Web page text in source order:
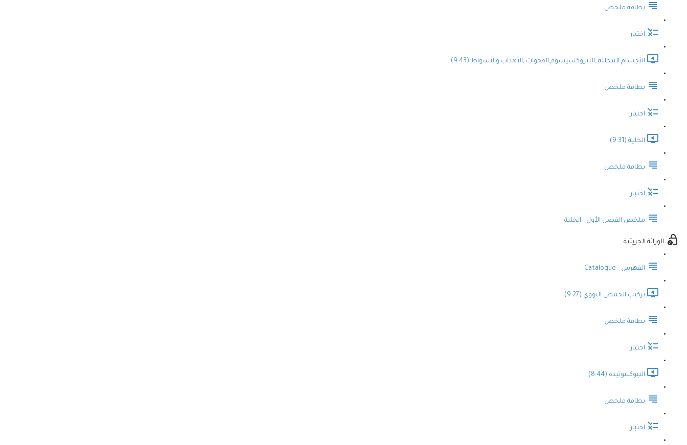
بطاقة ملخص
اختبار
الأجسام المحللة ,البيروكسيسوم,الفجوات ,الأهداب والأسواط (9:43)
بطاقة ملخص
اختبار
الخلية (9:31)
بطاقة ملخص
اختبار
ملخص الفصل الأول - الخلية
الوراثة الجزيئية
الفهرس - Catalogue-
تركيب الحمض النووي (9:27)
بطاقة ملخص
اختبار
النيوكليوتيدة (8:44)
بطاقة ملخص
اختبار